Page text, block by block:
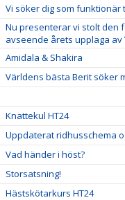
Vi söker dig som funktionär
Nu presenterar vi stolt den
avseende årets upplaga av
Amidala & Shakira
Världens bästa Berit söker
Knattekul HT24
Uppdaterat ridhusschema
Vad händer i höst?
Storsatsning!
Hästskötarkurs HT24